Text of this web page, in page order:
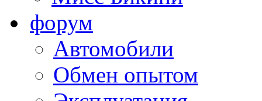
форум
Автомобили
Обмен опытом